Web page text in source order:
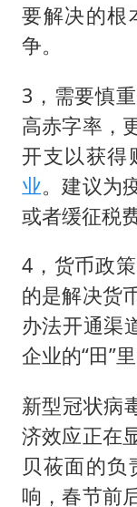
要解决的根
争。
3，需要慎
高赤字率，
开支以获得
业。建议为
或者缓征税费
4，货币政
的是解决货
办法开通渠
企业的“田”里
新型冠状病
济效应正在
贝莜面的
响，春节前